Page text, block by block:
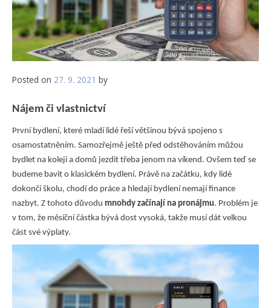
Posted on 27. 9. 2021 by
Nájem či vlastnictví
První bydlení, které mladí lidé řeší většinou bývá spojeno s
osamostatněním. Samozřejmě ještě před odstěhováním můžou
bydlet na koleji a domů jezdit třeba jenom na víkend. Ovšem teď se
budeme bavit o klasickém bydlení. Právě na začátku, kdy lidé
dokončí školu, chodí do práce a hledají bydlení nemají finance
nazbyt. Z tohoto důvodu mnohdy začínají na pronájmu. Problém je
v tom, že měsíční částka bývá dost vysoká, takže musí dát velkou
část své výplaty.